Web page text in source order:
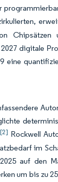
Chipsätzen
digitale
eine
[2] Rockwell
im
auf den
um bis zu